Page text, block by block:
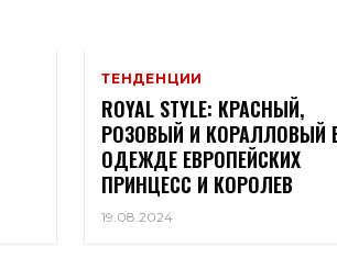
ТЕНДЕНЦИИ
ROYAL STYLE: КРАСНЫЙ,
РОЗОВЫЙ И КОРАЛЛОВЫЙ
ОДЕЖДЕ ЕВРОПЕЙСКИХ
ПРИНЦЕСС И КОРОЛЕВ
19.08.2024